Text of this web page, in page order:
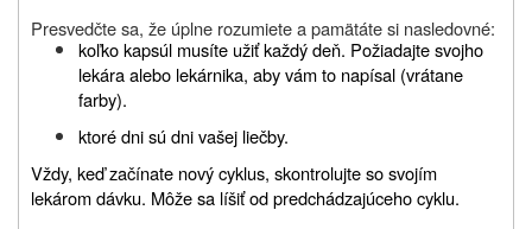
Presvedčte sa, že úplne rozumiete a pamätáte si nasledovné:
koľko kapsúl musíte užiť každý deň. Požiadajte svojho
lekára alebo lekárnika, aby vám to napísal (vrátane
farby).
ktoré dni sú dni vašej liečby.
Vždy, keď začínate nový cyklus, skontrolujte so svojím
lekárom dávku. Môže sa líšiť od predchádzajúceho cyklu.